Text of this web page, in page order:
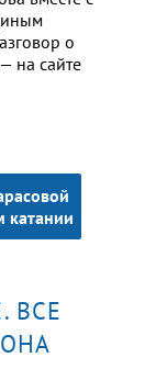
о
на сайте
ВСЕ